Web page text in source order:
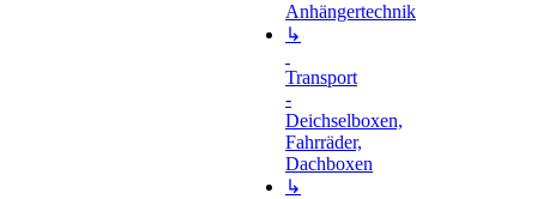
Anhängertechnik
↳
Transport
-
Deichselboxen,
Fahrräder,
Dachboxen
↳